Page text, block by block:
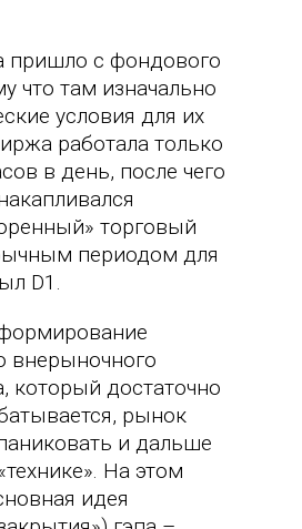
пришло с фондового
что там изначально
условия для их
работала только
в день, после чего
торговый
периодом для
D1.
внерыночного
который достаточно
рынок
и дальше
На этом
идея